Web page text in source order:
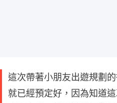
這次帶著小朋友出遊規劃
就已經預定好，因為知道